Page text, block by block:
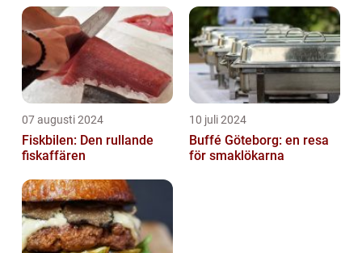
07 augusti 2024
Fiskbilen: Den rullande
fiskaffären
10 juli 2024
Buffé Göteborg: en resa
för smaklökarna